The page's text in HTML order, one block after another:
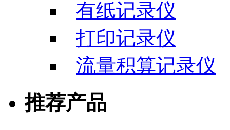
有纸记录仪
打印记录仪
流量积算记录仪
推荐产品